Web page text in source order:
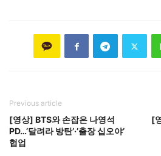
Previous article
[영상] BTS와 손잡은 나영석
PD…’달려라 방탄’·’출장 십오야’
협업
[